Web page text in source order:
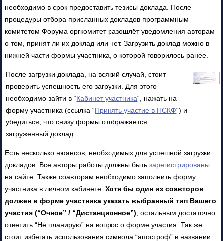
необходимо в срок предоставить тезисы доклада. После
процедуры отбора присланных докладов программным
комитетом Форума оргкомитет разошлёт уведомления авторам
о том, принят ли их доклад или нет. Загрузить доклад можно в
нижней части формы участника, о которой говорилось ранее.
После загрузки доклада, на всякий случай, стоит
проверить успешность его загрузки. Для этого
необходимо зайти в “Кабинет участника“, нажать на
форму участника (ссылка “Принять участие в НСКФ“) и
убедиться, что снизу формы отображается
загруженный доклад.
Есть несколько нюансов, необходимых для успешной загрузки
докладов. Все авторы работы должны бытьзарегистрированы
на сайте. Также соавторам необходимо заполнить форму
участника в личном кабинете.Хотя бы один из соавторов
должен в форме участника указать выбранный тип Вашего
участия (“Очное” / “Дистанционное”) , остальным достаточно
ответить “Не планирую” на вопрос о форме участия. Так же
стоит избегать использования символа “апостроф” в названии